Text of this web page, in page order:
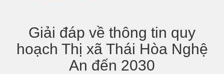
Giải đáp về thông tin quy
hoạch Thị xã Thái Hòa Nghệ
An đến 2030